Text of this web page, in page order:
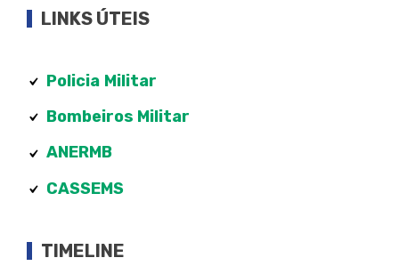
LINKS ÚTEIS
Policia Militar
Bombeiros Militar
ANERMB
CASSEMS
TIMELINE